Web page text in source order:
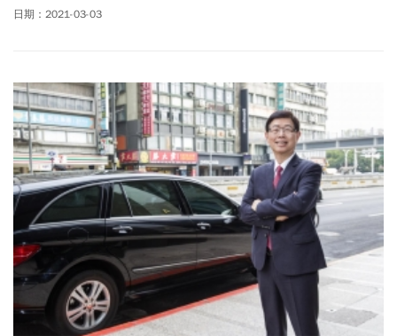
催起油門。除了MIH會員突破八百大關，眼看一路往「千」邁進，在
日期：2021-03-03